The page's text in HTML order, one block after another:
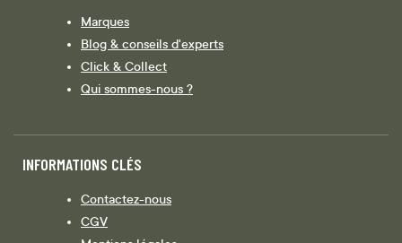
Marques
Blog & conseils d'experts
Click & Collect
Qui sommes-nous ?
INFORMATIONS CLÉS
Contactez-nous
CGV